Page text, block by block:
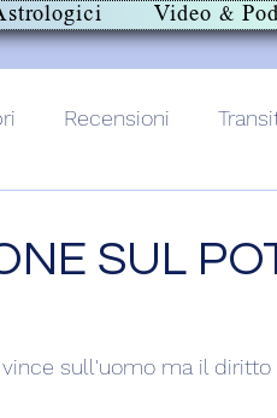
Video &
Recensioni
SUL
sull'uomo ma il diritto